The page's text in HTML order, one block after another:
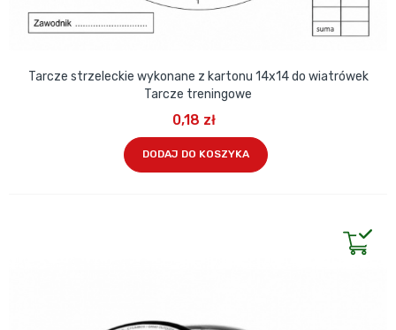
Tarcze strzeleckie wykonane z kartonu 14x14 do wiatrówek
Tarcze treningowe
0,18 zł
DODAJ DO KOSZYKA